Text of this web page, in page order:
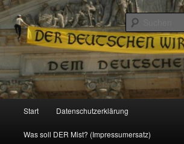
Reizzentrum
Politik, Wirtschaft, Soziales und Gesellschaft
Zum
Inhalt
Zum
sekundären
Start Datenschutzerklärung
Was soll DER Mist? (Impressumersatz)